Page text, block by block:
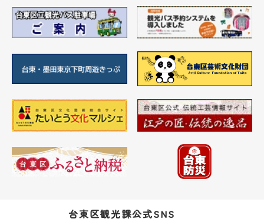
台東区観光課公式SNS